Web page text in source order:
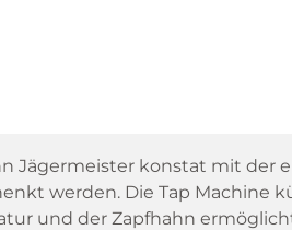
Jägermeister konstat mit der
werden. Die Tap Machine
und der Zapfhahn